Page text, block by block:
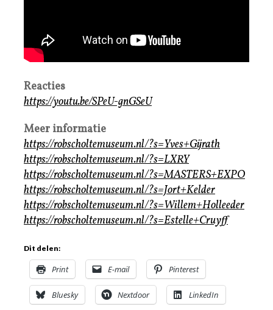
Reacties
https://youtu.be/SPeU-gnGSeU
Meer informatie
https://robscholtemuseum.nl/?s=Yves+Gijrath
https://robscholtemuseum.nl/?s=LXRY
https://robscholtemuseum.nl/?s=MASTERS+EXPO
https://robscholtemuseum.nl/?s=Jort+Kelder
https://robscholtemuseum.nl/?s=Willem+Holleeder
https://robscholtemuseum.nl/?s=Estelle+Cruyff
Dit delen:
Print E-mail Pinterest
Bluesky Nextdoor LinkedIn